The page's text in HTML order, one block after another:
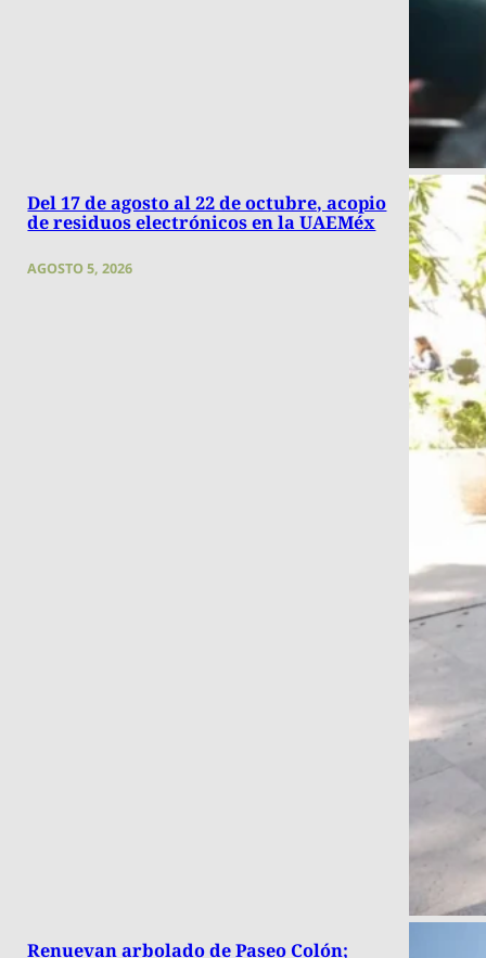
Del 17 de agosto al 22 de octubre, acopio
de residuos electrónicos en la UAEMéx
AGOSTO 5, 2026
Renuevan arbolado de Paseo Colón;